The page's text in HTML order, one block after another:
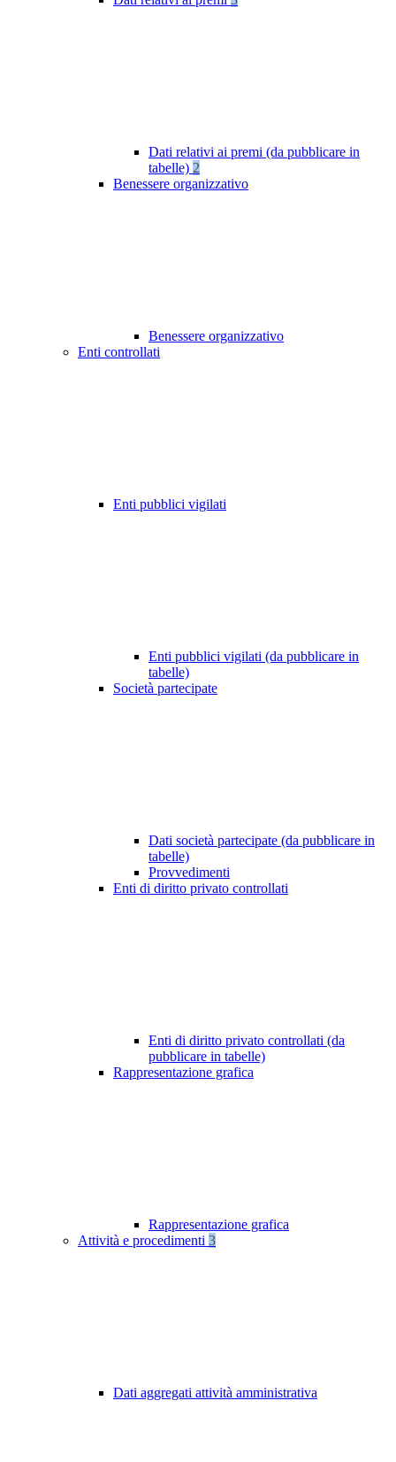
Dati relativi ai premi (da pubblicare in
tabelle) 2
Benessere organizzativo
Benessere organizzativo
Enti controllati
Enti pubblici vigilati
Enti pubblici vigilati (da pubblicare in
tabelle)
Società partecipate
Dati società partecipate (da pubblicare in
tabelle)
Provvedimenti
Enti di diritto privato controllati
Enti di diritto privato controllati (da
pubblicare in tabelle)
Rappresentazione grafica
Rappresentazione grafica
Attività e procedimenti 3
Dati aggregati attività amministrativa